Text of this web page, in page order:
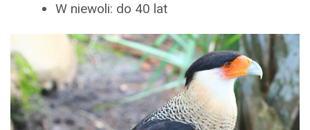
W niewoli: do 40 lat